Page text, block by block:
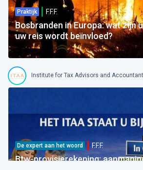
Praktijk F.F.F.
Bosbranden in Europa: wat zijn
uw reis wordt beïnvloed?
Institute for Tax Advisors and
De expert aan het woord F.F.F.
Btw-provisierekening: